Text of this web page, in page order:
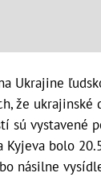
Ukrajine
že ukrajinské
sú vystavené
Kyjeva bolo
násilne